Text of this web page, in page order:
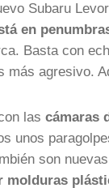
Subaru
en
Basta con
más agresivo.
las cámaras
unos
son
molduras